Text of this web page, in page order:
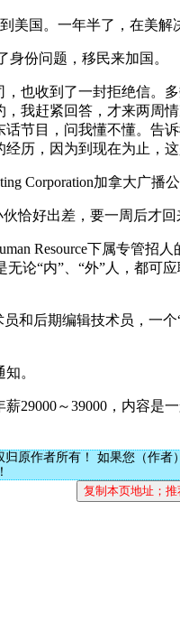
国。一年半了，在美解
份问题，移民来加国。
收到了一封拒绝信。多
我赶紧回答，才来两周
节目，问我懂不懂。告
历，因为到现在为止，
Corporation加拿大广播
好出差，要一周后才回
Resource下属专管招
论“内”、“外”人，都可
后期编辑技术员，一个“
。
～39000，内容是
原作者所有！ 如果您（作者